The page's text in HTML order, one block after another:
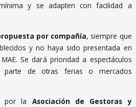
y se adapten con facilidad a
por compañía, siempre que
y no haya sido presentada en
Se dará prioridad a espectáculos
de otras ferias o mercados
por la Asociación de Gestoras y